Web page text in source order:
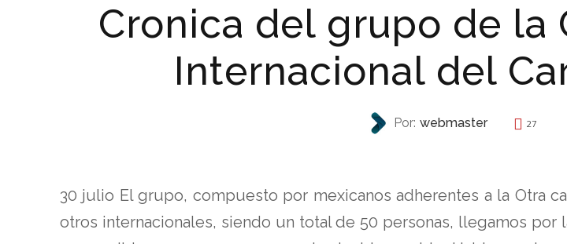
Cronica del grupo de la
Internacional del
Por: webmaster 27
30 julio El grupo, compuesto por mexicanos adherentes a la Otra
otros internacionales, siendo un total de 50 personas, llegamos por